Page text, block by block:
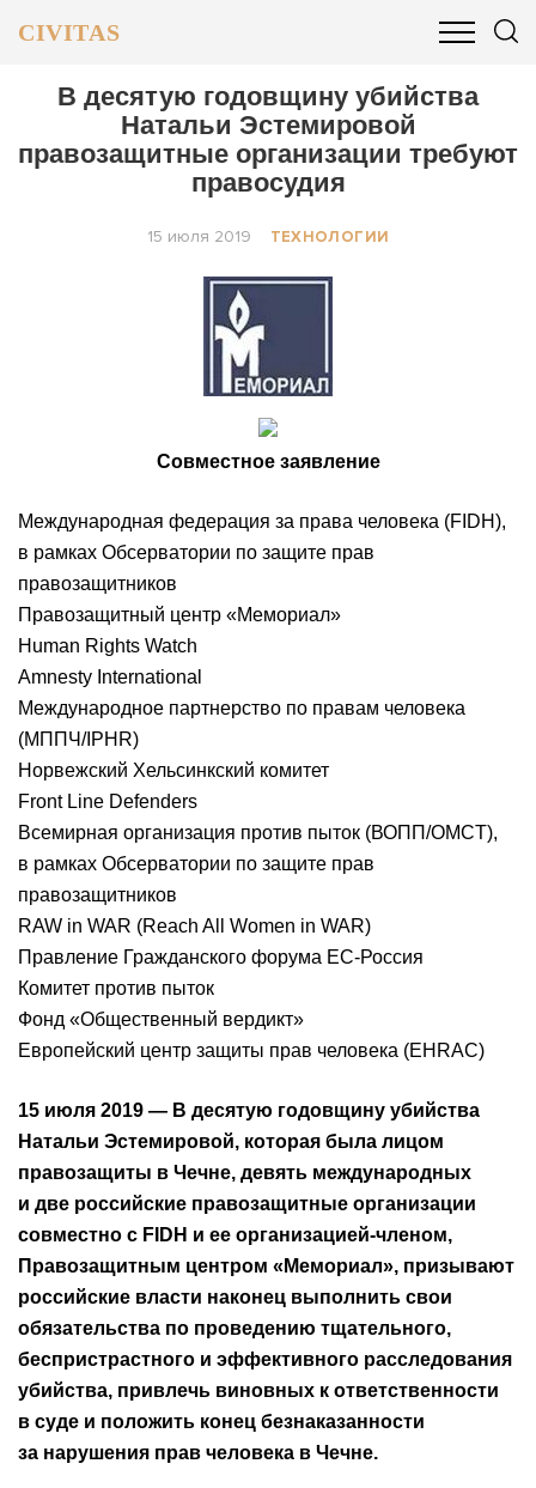
CIVITAS
ОБЩЕСТВО БИЗНЕС И ФИНАНСЫ
В десятую годовщину убийства
Натальи Эстемировой
правозащитные организации требуют
правосудия
15 июля 2019 ТЕХНОЛОГИИ
Совместное заявление
Международная федерация за права человека (FIDH),
в рамках Обсерватории по защите прав
правозащитников
Правозащитный центр «Мемориал»
Human Rights Watch
Amnesty International
Международное партнерство по правам человека
(МППЧ/IPHR)
Норвежский Хельсинкский комитет
Front Line Defenders
Всемирная организация против пыток (ВОПП/OMCT),
в рамках Обсерватории по защите прав
правозащитников
RAW in WAR (Reach All Women in WAR)
Правление Гражданского форума ЕС-Россия
Комитет против пыток
Фонд «Общественный вердикт»
Европейский центр защиты прав человека (EHRAC)
15 июля 2019 — В десятую годовщину убийства
Натальи Эстемировой, которая была лицом
правозащиты в Чечне, девять международных
и две российские правозащитные организации
совместно с FIDH и ее организацией-членом,
Правозащитным центром «Мемориал», призывают
российские власти наконец выполнить свои
обязательства по проведению тщательного,
беспристрастного и эффективного расследования
убийства, привлечь виновных к ответственности
в суде и положить конец безнаказанности
за нарушения прав человека в Чечне.